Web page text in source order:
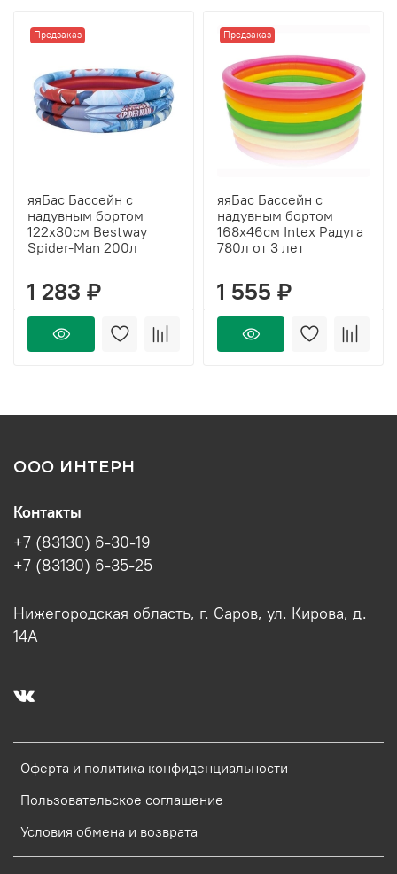
Предзаказ
яяБас Бассейн с
надувным бортом
122х30см Bestway
Spider-Man 200л
1 283 ₽
Предзаказ
яяБас Бассейн с
надувным бортом
168х46см Intex Радуга
780л от 3 лет
1 555 ₽
ООО ИНТЕРН
Оферта и политика конфиденциальности
Пользовательское соглашение
Условия обмена и возврата
Контакты
+7 (83130) 6-30-19
+7 (83130) 6-35-25
Нижегородская область, г. Саров, ул. Кирова, д.
14А